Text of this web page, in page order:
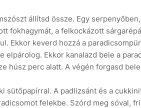
állítsd össze. Egy
fokhagymát, a felkockázott
Ekkor keverd hozzá a
elpárolog. Ekkor kanalazd bele a
húsz perc alatt. A végén forgasd
sütőpapírral. A padlizsánt és a
felekbe. Szórd meg sóval,